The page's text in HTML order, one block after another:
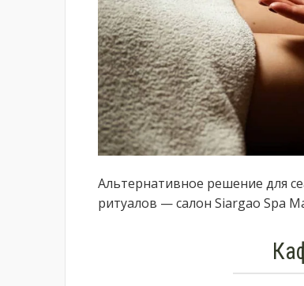
Альтернативное решение для
ритуалов — салон Siargao Spa